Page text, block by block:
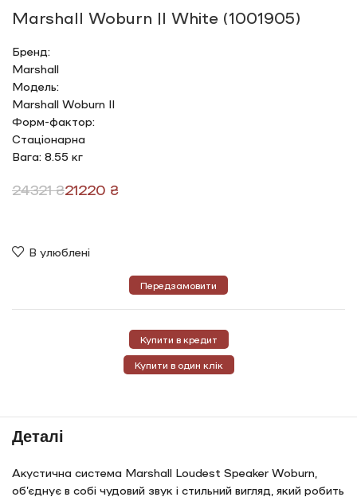
Marshall Woburn |I White (1001905)
Бренд:
Marshall
Модель:
Marshall Woburn II
Форм-фактор:
Стаціонарна
Вага: 8.55 кг
24321₴21220 ₴
В улюблені
Передзамовити
Купити в кредит
Купити в один клік
Деталі
Акустична система Marshall Loudest Speaker Woburn,
об’єднує в собі чудовий звук і стильний вигляд, який робить